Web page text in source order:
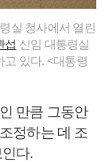
실 청사에서 열린
섭 신임 대통령실
고 있다. <대통령
만큼 그동안
정하는 데 조
다.